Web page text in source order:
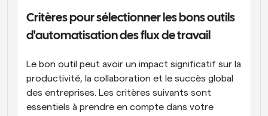
Critères pour sélectionner les bons outils
d'automatisation des flux de travail
Le bon outil peut avoir un impact significatif sur la
productivité, la collaboration et le succès global
des entreprises. Les critères suivants sont
essentiels à prendre en compte dans votre